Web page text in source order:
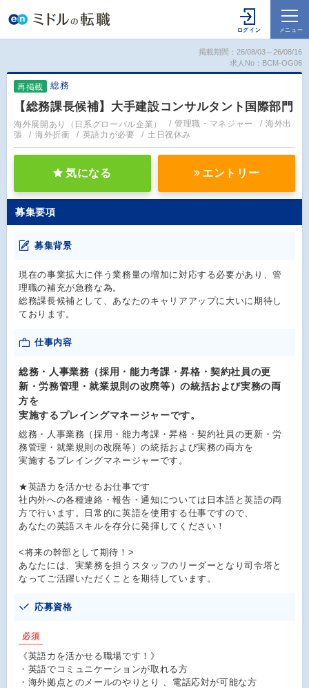
掲載期間：26/08/03～26/08/16
求人No：BCM-OG06
再掲載 総務
【総務課長候補】大手建設コンサルタント国際部門
海外展開あり（日系グローバル企業） 管理職・マネジャー
海外出
張
海外折衝 英語力が必要 土日祝休み
気になる エントリー
募集要項
募集背景
現在の事業拡大に伴う業務量の増加に対応する必要があり、管
理職の補充が急務な為。
総務課長候補として、あなたのキャリアアップに大いに期待し
ております。
仕事内容
総務・人事業務（採用・能力考課・昇格・契約社員の更
新・労務管理・就業規則の改廃等）の統括および実務の両
方を
実施するプレイングマネージャーです。
総務・人事業務（採用・能力考課・昇格・契約社員の更新・労
務管理・就業規則の改廃等）の統括および実務の両方を
実施するプレイングマネージャーです。
★英語力を活かせるお仕事です
社内外への各種連絡・報告・通知については日本語と英語の両
方で行います。日常的に英語を使用する仕事ですので、
あなたの英語スキルを存分に発揮してください！
<将来の幹部として期待！>
あなたには、実業務を担うスタッフのリーダーとなり司令塔と
なってご活躍いただくことを期待しています。
応募資格
必須
《英語力を活かせる職場です！》
・英語でコミュニケーションが取れる方
・海外拠点とのメールのやりとり 、電話応対が可能な方